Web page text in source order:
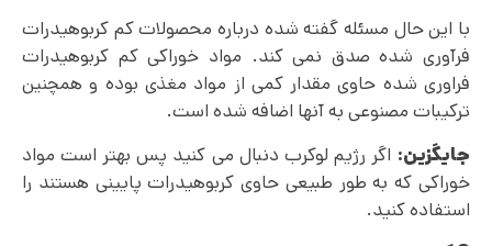
با این حال مسئله گفته شده درباره محصولات کم کربوهیدرات
فرآوری‌ شده صدق نمی‌ کند. مواد خوراکی کم کربوهیدرات
فراوری شده حاوی مقدار کمی از مواد مغذی بوده و همچنین
ترکیبات مصنوعی به آنها اضافه شده است.
جایگزین: اگر رژیم لوکرب دنبال می‌ کنید پس بهتر است مواد
خوراکی که به طور طبیعی حاوی کربوهیدرات پایینی هستند را
استفاده کنید.